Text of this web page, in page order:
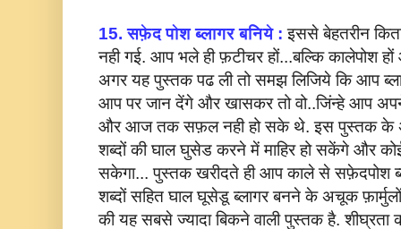
15. सफ़ेद पोश ब्लागर बनिये : इससे बेहतरीन
नही गई. आप भले ही फ़टीचर हों...बल्कि कालेपोश
अगर यह पुस्तक पढ ली तो समझ लिजिये कि आप
आप पर जान देंगे और खासकर तो वो..जिंन्हे आप
और आज तक सफ़ल नही हो सके थे. इस पुस्तक के
शब्दों की घाल घुसेड करने में माहिर हो सकेंगे और
सकेगा... पुस्तक खरीदते ही आप काले से सफ़ेदपोश
शब्दों सहित घाल घूसेडू ब्लागर बनने के अचूक
की यह सबसे ज्यादा बिकने वाली पुस्तक है. शीघ्रता